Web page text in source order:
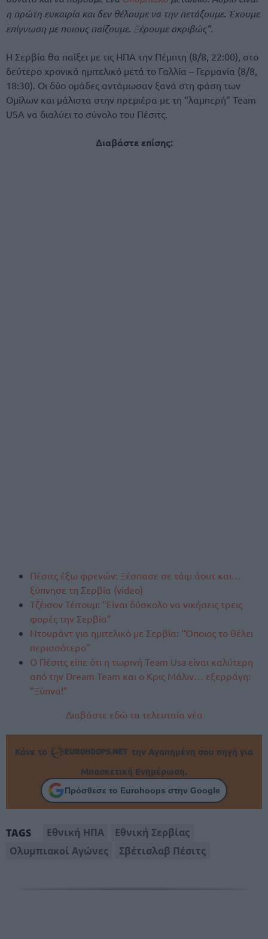
η πρώτη ευκαιρία και δεν θέλουμε να την πετάξουμε. Έχουμε
επίγνωση με ποιους παίζουμε. Ξέρουμε ακριβώς”.
Η Σερβία θα παίξει με τις ΗΠΑ την Πέμπτη (8/8, 22:00), στο
δεύτερο χρονικά ημιτελικό μετά το Γαλλία – Γερμανία (8/8,
18:30). Οι δύο ομάδες αντάμωσαν ξανά στη φάση των
Ομίλων και μάλιστα στην πρεμιέρα με τη “λαμπερή” Team
USA να διαλύει το σύνολο του Πέσιτς.
Διαβάστε επίσης:
Πέσιτς έξω φρενών: Ξέσπασε σε τάιμ άουτ και…
ξύπνησε τη Σερβία (video)
Τζέισον Τέιτουμ: “Είναι δύσκολο να νικήσεις τρεις
φορές την Σερβία”
Ντουράντ για ημιτελικό με Σερβία: “Όποιος το θέλει
περισσότερο”
Ο Πέσιτς είπε ότι η τωρινή Team Usa είναι καλύτερη
από την Dream Team και ο Κρις Μάλιν… εξερράγη:
“Ξύπνα!”
Διαβάστε εδώ τα τελευταία νέα
Κάνε το
την Αγαπημένη σου πηγή για
Μπασκετική Ενημέρωση.
Πρόσθεσε το Eurohoops στην Google
TAGS Εθνική ΗΠΑ
Εθνική Σερβίας
Ολυμπιακοί Αγώνες
Σβέτισλαβ Πέσιτς